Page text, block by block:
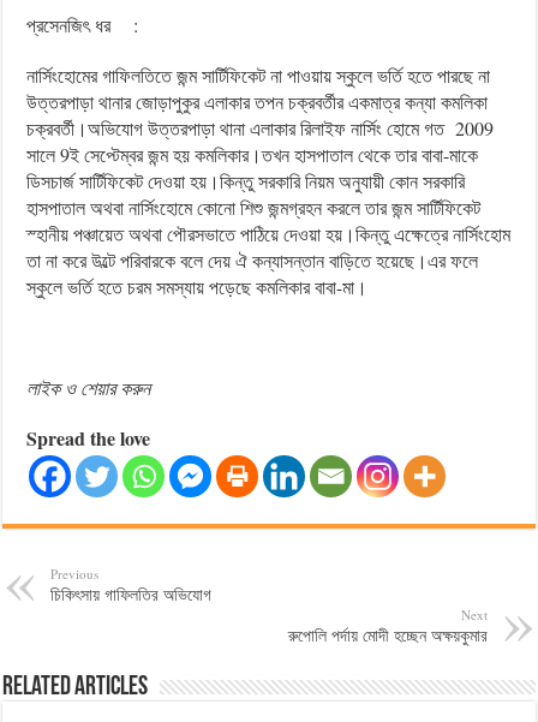
প্রসেনজিৎ ধর
:
নার্সিংহোমের গাফিলতিতে জন্ম সার্টিফিকেট না পাওয়ায় স্কুলে ভর্তি হতে পারছে না
উত্তরপাড়া থানার জোড়াপুকুর এলাকার তপন চক্রবর্তীর একমাত্র কন্যা কমলিকা
চক্রবর্তী।অভিযোগ উত্তরপাড়া থানা এলাকার রিলাইফ নার্সিং হোমে গত 2009
সালে 9ই সেপ্টেম্বর জন্ম হয় কমলিকার।তখন হাসপাতাল থেকে তার বাবা-মাকে
ডিসচার্জ সার্টিফিকেট দেওয়া হয়।কিন্তু সরকারি নিয়ম অনুযায়ী কোন সরকারি
হাসপাতাল অথবা নার্সিংহোমে কোনো শিশু জন্মগ্রহন করলে তার জন্ম সার্টিফিকেট
স্হানীয় পঞ্চায়েত অথবা পৌরসভাতে পাঠিয়ে দেওয়া হয়।কিন্তু এক্ষেত্রে নার্সিংহোম
তা না করে উল্টে পরিবারকে বলে দেয় ঐ কন্যাসন্তান বাড়িতে হয়েছে।এর ফলে
স্কুলে ভর্তি হতে চরম সমস্যায় পড়েছে কমলিকার বাবা-মা।
লাইক ও শেয়ার করুন
Spread the love
Previous
চিকিৎসায় গাফিলতির অভিযোগ
Next
রুপোলি পর্দায় মোদী হচ্ছেন অক্ষয়কুমার
Related Articles